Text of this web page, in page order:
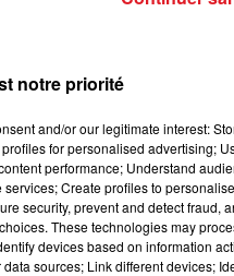
tirage au sort.
téléphone.
notre priorité
and/or our legitimate interest:
for personalised advertising;
performance; Understand
Create profiles to
security, prevent and detect fraud,
These technologies may
devices based on information
sources; Link different devices;